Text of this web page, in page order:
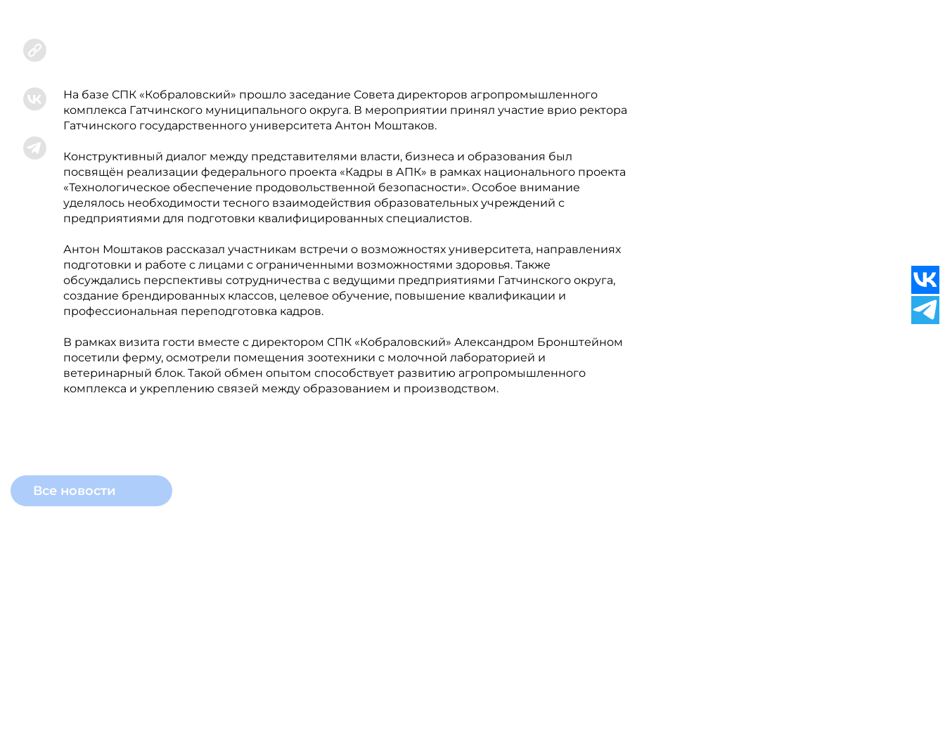
На базе СПК «Кобраловский» прошло заседание Совета директоров агропромышленного
комплекса Гатчинского муниципального округа. В мероприятии принял участие врио ректора
Гатчинского государственного университета Антон Моштаков.
Конструктивный диалог между представителями власти, бизнеса и образования был
посвящён реализации федерального проекта «Кадры в АПК» в рамках национального проекта
«Технологическое обеспечение продовольственной безопасности». Особое внимание
уделялось необходимости тесного взаимодействия образовательных учреждений с
предприятиями для подготовки квалифицированных специалистов.
Антон Моштаков рассказал участникам встречи о возможностях университета, направлениях
подготовки и работе с лицами с ограниченными возможностями здоровья. Также
обсуждались перспективы сотрудничества с ведущими предприятиями Гатчинского округа,
создание брендированных классов, целевое обучение, повышение квалификации и
профессиональная переподготовка кадров.
В рамках визита гости вместе с директором СПК «Кобраловский» Александром Бронштейном
посетили ферму, осмотрели помещения зоотехники с молочной лабораторией и
ветеринарный блок. Такой обмен опытом способствует развитию агропромышленного
комплекса и укреплению связей между образованием и производством.
Все новости